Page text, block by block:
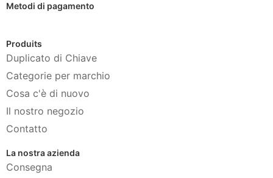
Metodi di pagamento
Produits
Duplicato di Chiave
Categorie per marchio
Cosa c'è di nuovo
Il nostro negozio
Contatto
La nostra azienda
Consegna